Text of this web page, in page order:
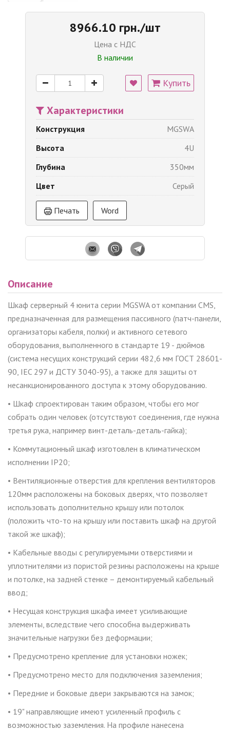
8966.10 грн./шт
Цена с НДС
В наличии
Купить
Характеристики
Конструкция
MGSWA
Высота
4U
Глубина
350мм
Цвет
Серый
Печать Word
Описание
Шкаф серверный 4 юнита серии MGSWA от компании CMS,
предназначенная для размещения пассивного (патч-панели,
организаторы кабеля, полки) и активного сетевого
оборудования, выполненного в стандарте 19 - дюймов
(система несущих конструкций серии 482,6 мм ГОСТ 28601-
90, IEC 297 и ДСТУ 3040-95), а также для защиты от
несанкционированного доступа к этому оборудованию.
• Шкаф спроектирован таким образом, чтобы его мог
собрать один человек (отсутствуют соединения, где нужна
третья рука, например винт-деталь-деталь-гайка);
• Коммутационный шкаф изготовлен в климатическом
исполнении IP20;
• Вентиляционные отверстия для крепления вентиляторов
120мм расположены на боковых дверях, что позволяет
использовать дополнительно крышу или потолок
(положить что-то на крышу или поставить шкаф на другой
такой ​​же шкаф);
• Кабельные вводы с регулируемыми отверстиями и
уплотнителями из пористой резины расположены на крыше
и потолке, на задней стенке – демонтируемый кабельный
ввод;
• Несущая конструкция шкафа имеет усиливающие
элементы, вследствие чего способна выдерживать
значительные нагрузки без деформации;
• Предусмотрено крепление для установки ножек;
• Предусмотрено место для подключения заземления;
• Передние и боковые двери закрываются на замок;
• 19" направляющие имеют усиленный профиль с
возможностью заземления. На профиле нанесена